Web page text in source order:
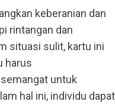
keberanian dan
rintangan dan
situasi sulit, kartu ini
harus
untuk
hal ini, individu dapat